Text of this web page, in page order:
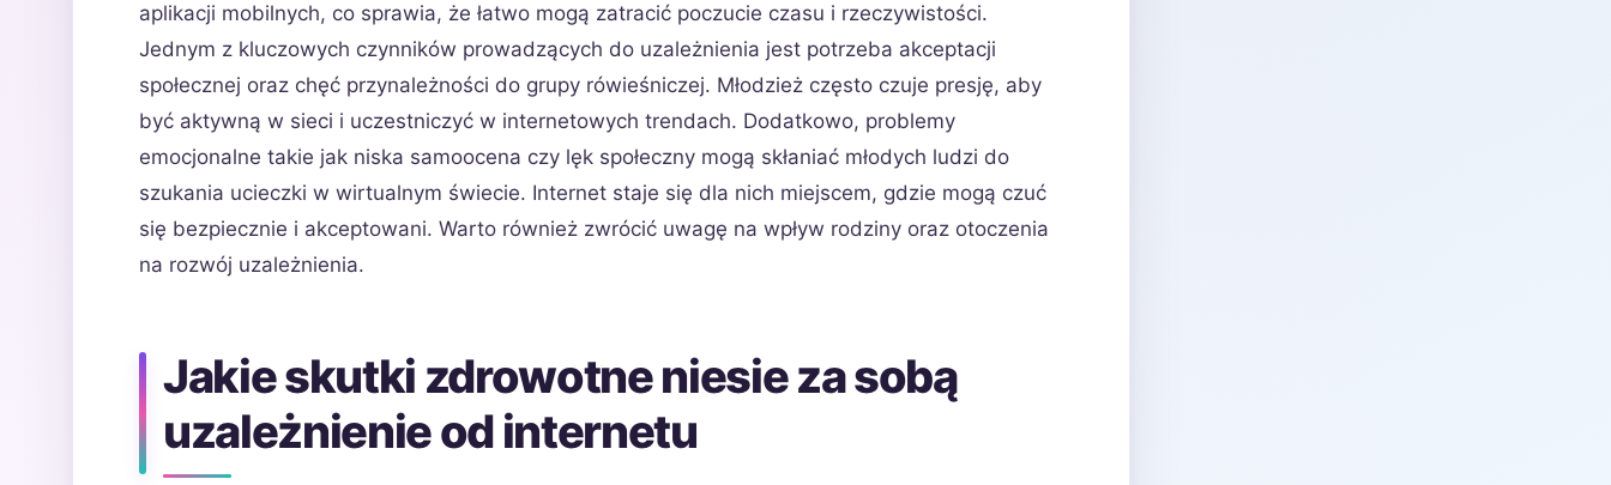
aplikacji mobilnych, co sprawia, że łatwo mogą zatracić poczucie czasu i rzeczywistości.
Jednym z kluczowych czynników prowadzących do uzależnienia jest potrzeba akceptacji
społecznej oraz chęć przynależności do grupy rówieśniczej. Młodzież często czuje presję, aby
być aktywną w sieci i uczestniczyć w internetowych trendach. Dodatkowo, problemy
emocjonalne takie jak niska samoocena czy lęk społeczny mogą skłaniać młodych ludzi do
szukania ucieczki w wirtualnym świecie. Internet staje się dla nich miejscem, gdzie mogą czuć
się bezpiecznie i akceptowani. Warto również zwrócić uwagę na wpływ rodziny oraz otoczenia
na rozwój uzależnienia.
Jakie skutki zdrowotne niesie za sobą
uzależnienie od internetu